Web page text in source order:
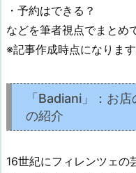
・予約はできる？
などを筆者視点でまとめ
※記事作成時点になります
「Badiani」：お
の紹介
16世紀にフィレンツェの